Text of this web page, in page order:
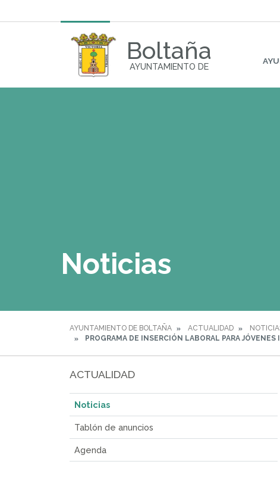
Boltaña
AYUNTAMIENTO DE
Noticias
AYUNTAMIENTO DE BOLTAÑA ACTUALIDAD
PROGRAMA DE INSERCIÓN LABORAL PARA
ACTUALIDAD
Noticias
Tablón de anuncios
Agenda